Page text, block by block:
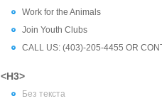
Work for the Animals
Join Youth Clubs
CALL US: (403)-205-4455 OR
<H3>
Без текста